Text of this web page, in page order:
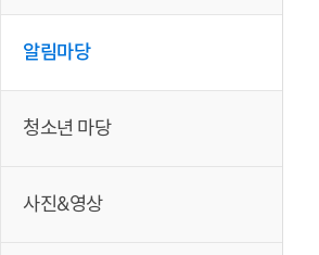
알림마당
청소년 마당
사진&영상